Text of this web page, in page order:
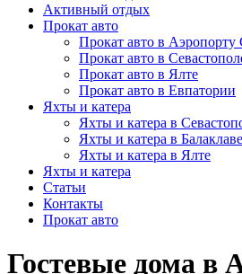
Активный отдых
Прокат авто
Прокат авто в
Прокат авто в
Прокат авто в Ялте
Прокат авто в Евпатории
Яхты и катера
Яхты и катера в
Яхты и катера в Балаклаве
Яхты и катера в Ялте
Яхты и катера
Статьи
Контакты
Прокат авто
Гостевые дома в